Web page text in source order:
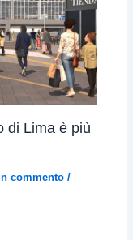
di Lima è più
commento /